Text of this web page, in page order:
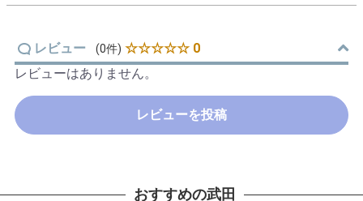
レビュー (0件) ☆☆☆☆☆ 0
レビューはありません。
レビューを投稿
おすすめの武田